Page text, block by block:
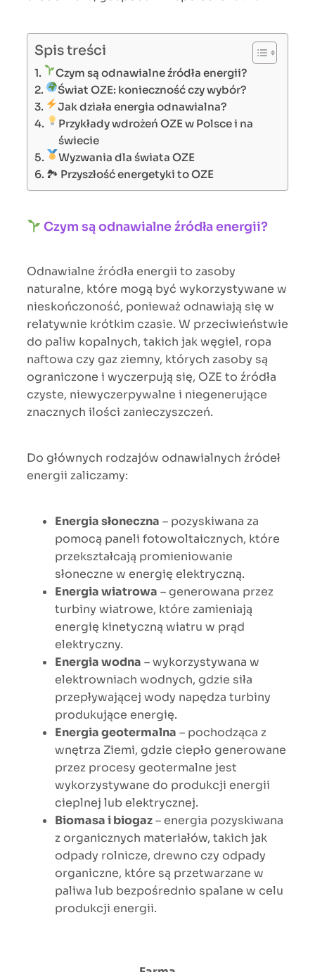
Spis treści
Czym są odnawialne źródła energii?
Świat OZE: konieczność czy wybór?
Jak działa energia odnawialna?
Przykłady wdrożeń OZE w Polsce i na
świecie
Wyzwania dla świata OZE
🏞 Przyszłość energetyki to OZE
Czym są odnawialne źródła energii?
Odnawialne źródła energii to zasoby
naturalne, które mogą być wykorzystywane w
nieskończoność, ponieważ odnawiają się w
relatywnie krótkim czasie. W przeciwieństwie
do paliw kopalnych, takich jak węgiel, ropa
naftowa czy gaz ziemny, których zasoby są
ograniczone i wyczerpują się, OZE to źródła
czyste, niewyczerpywalne i niegenerujące
znacznych ilości zanieczyszczeń.
Do głównych rodzajów odnawialnych źródeł
energii zaliczamy:
Energia słoneczna – pozyskiwana za
pomocą paneli fotowoltaicznych, które
przekształcają promieniowanie
słoneczne w energię elektryczną.
Energia wiatrowa – generowana przez
turbiny wiatrowe, które zamieniają
energię kinetyczną wiatru w prąd
elektryczny.
Energia wodna – wykorzystywana w
elektrowniach wodnych, gdzie siła
przepływającej wody napędza turbiny
produkujące energię.
Energia geotermalna – pochodząca z
wnętrza Ziemi, gdzie ciepło generowane
przez procesy geotermalne jest
wykorzystywane do produkcji energii
cieplnej lub elektrycznej.
Biomasa i biogaz– energia pozyskiwana
z organicznych materiałów, takich jak
odpady rolnicze, drewno czy odpady
organiczne, które są przetwarzane w
paliwa lub bezpośrednio spalane w celu
produkcji energii.